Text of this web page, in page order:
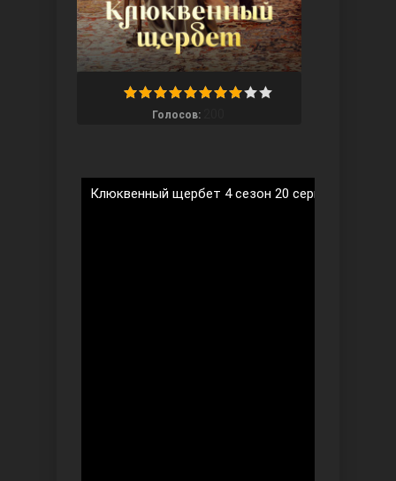
Голосов:
Клюквенный щербет 4 сезон 20 серия на